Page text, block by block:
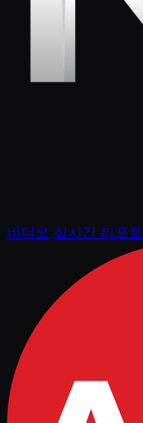
비디오 실시간 리포트